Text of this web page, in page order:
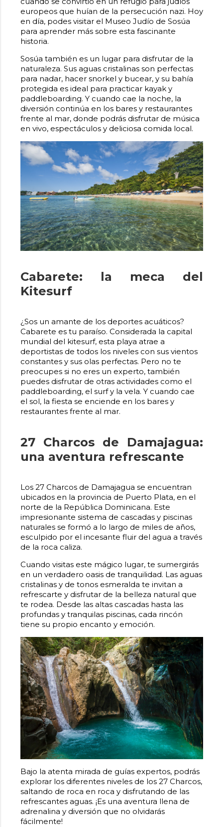
europeos que huían de la persecución nazi. Hoy
en día, podes visitar el Museo Judío de Sosúa
para aprender más sobre esta fascinante
historia.
Sosúa también es un lugar para disfrutar de la
naturaleza. Sus aguas cristalinas son perfectas
para nadar, hacer snorkel y bucear, y su bahía
protegida es ideal para practicar kayak y
paddleboarding. Y cuando cae la noche, la
diversión continúa en los bares y restaurantes
frente al mar, donde podrás disfrutar de música
en vivo, espectáculos y deliciosa comida local.
Cabarete: la meca del
Kitesurf
¿Sos un amante de los deportes acuáticos?
Cabarete es tu paraíso. Considerada la capital
mundial del kitesurf, esta playa atrae a
deportistas de todos los niveles con sus vientos
constantes y sus olas perfectas. Pero no te
preocupes si no eres un experto, también
puedes disfrutar de otras actividades como el
paddleboarding, el surf y la vela. Y cuando cae
el sol, la fiesta se enciende en los bares y
restaurantes frente al mar.
27 Charcos de Damajagua:
una aventura refrescante
Los 27 Charcos de Damajagua se encuentran
ubicados en la provincia de Puerto Plata, en el
norte de la República Dominicana. Este
impresionante sistema de cascadas y piscinas
naturales se formó a lo largo de miles de años,
esculpido por el incesante fluir del agua a través
de la roca caliza.
Cuando visitas este mágico lugar, te sumergirás
en un verdadero oasis de tranquilidad. Las aguas
cristalinas y de tonos esmeralda te invitan a
refrescarte y disfrutar de la belleza natural que
te rodea. Desde las altas cascadas hasta las
profundas y tranquilas piscinas, cada rincón
tiene su propio encanto y emoción.
Bajo la atenta mirada de guías expertos, podrás
explorar los diferentes niveles de los 27 Charcos,
saltando de roca en roca y disfrutando de las
refrescantes aguas. ¡Es una aventura llena de
adrenalina y diversión que no olvidarás
fácilmente!